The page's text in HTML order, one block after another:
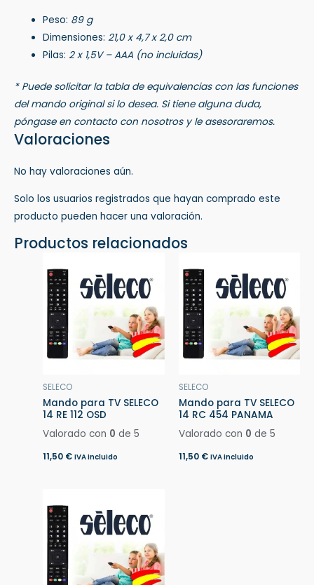
Peso: 89 g
Dimensiones:21,0 x 4,7 x 2,0 cm
Pilas:2 x 1,5V – AAA (no incluidas)
* Puede solicitar la tabla de equivalencias con las funciones
del mando original si lo desea. Si tiene alguna duda,
póngase en contacto con nosotros y le asesoraremos.
Valoraciones
No hay valoraciones aún.
Solo los usuarios registrados que hayan comprado este
producto pueden hacer una valoración.
Productos relacionados
SELECO
Mando para TV SELECO
14 RE 112 OSD
Valorado con 0 de 5
11,50 € IVA incluido
SELECO
Mando para TV SELECO
14 RC 454 PANAMA
Valorado con 0 de 5
11,50 € IVA incluido